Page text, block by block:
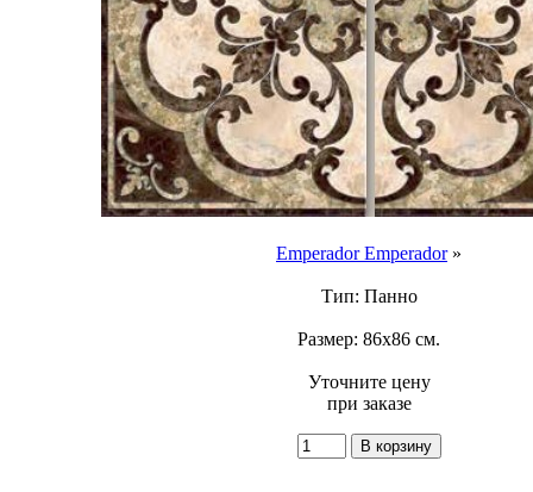
Emperador Emperador»
Тип: Панно
Размер: 86x86 см.
Уточните цену
при заказе